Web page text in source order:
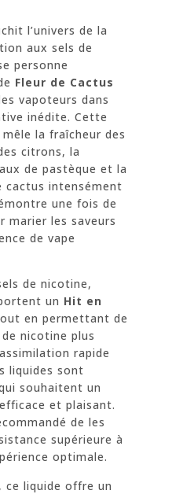
l’univers de la
aux sels de
personne
Fleur de Cactus
vapoteurs dans
inédite. Cette
la fraîcheur des
citrons, la
de pastèque et la
cactus intensément
une fois de
marier les saveurs
de vape
de nicotine,
un Hit en
en permettant de
nicotine plus
rapide
liquides sont
souhaitent un
et plaisant.
de les
supérieure à
optimale.
ce liquide offre un